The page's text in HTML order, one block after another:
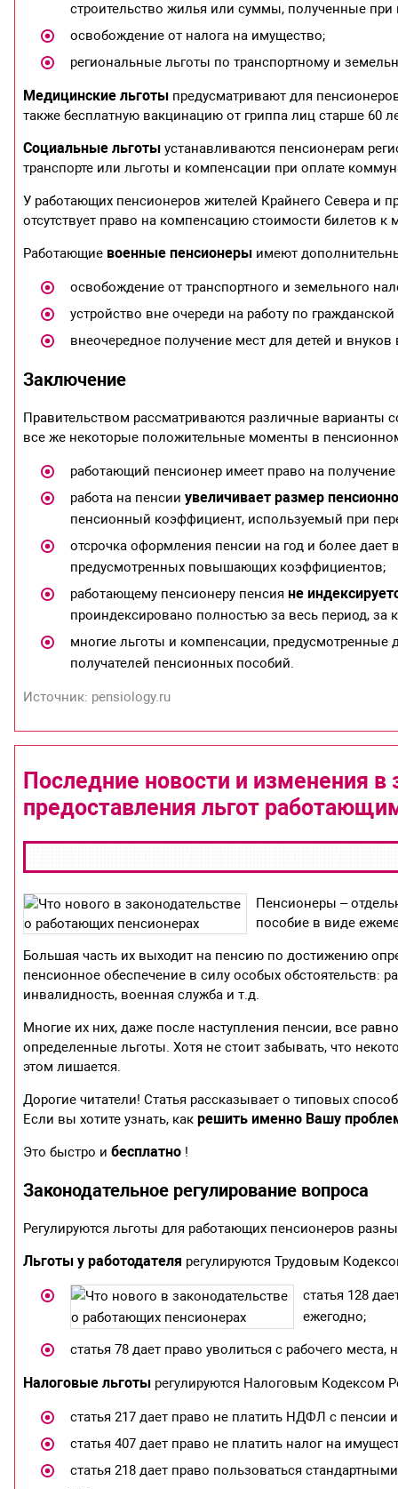
строительство жилья или суммы, полученные при
освобождение от налога на имущество;
региональные льготы по транспортному и
Медицинские льготы предусматривают для
также бесплатную вакцинацию от гриппа лиц старше 60
Социальные льготы устанавливаются пенсионерам
транспорте или льготы и компенсации при оплате
У работающих пенсионеров жителей Крайнего Севера и
отсутствует право на компенсацию стоимости билетов к
Работающие военные пенсионеры имеют
освобождение от транспортного и земельного
устройство вне очереди на работу по
внеочередное получение мест для детей и внуков
Заключение
Правительством рассматриваются различные
все же некоторые положительные моменты в
работающий пенсионер имеет право на
работа на пенсии увеличивает размер
пенсионный коэффициент, используемый при
отсрочка оформления пенсии на год и более
предусмотренных повышающих коэффициентов;
работающему пенсионеру пенсия не
проиндексировано полностью за весь период,
многие льготы и компенсации, предусмотренные
получателей пенсионных пособий.
Источник: pensiology.ru
Последние новости и изменения
предоставления льгот
Пенсионеры –
пособие в виде
Большая часть их выходит на пенсию по достижению
пенсионное обеспечение в силу особых обстоятельств:
инвалидность, военная служба и т.д.
Многие их них, даже после наступления пенсии, все
определенные льготы. Хотя не стоит забывать, что
этом лишается.
Дорогие читатели! Статья рассказывает о типовых
Если вы хотите узнать, какрешить именно Вашу
Это быстро ибесплатно !
Законодательное регулирование вопроса
Регулируются льготы для работающих пенсионеров
Льготы у работодателя регулируются Трудовым
статья 128
ежегодно;
статья 78 дает право уволиться с рабочего
Налоговые льготы регулируются Налоговым Кодексом
статья 217 дает право не платить НДФЛ с пенсии
статья 407 дает право не платить налог на
статья 218 дает право пользоваться